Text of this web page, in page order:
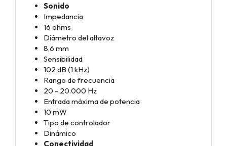
Sonido
Impedancia
16 ohms
Diámetro del altavoz
8,6 mm
Sensibilidad
102 dB (1 kHz)
Rango de frecuencia
20 - 20.000 Hz
Entrada máxima de potencia
10 mW
Tipo de controlador
Dinámico
Conectividad